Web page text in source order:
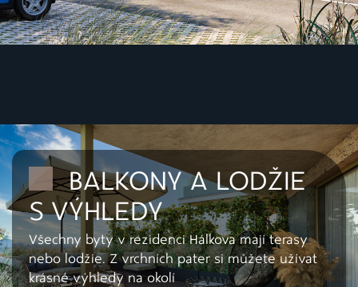
BALKONY A LODŽIE
S VÝHLEDY
Všechny byty v rezidenci Hálkova mají terasy
nebo lodžie. Z vrchních pater si můžete užívat
krásné výhledy na okolí